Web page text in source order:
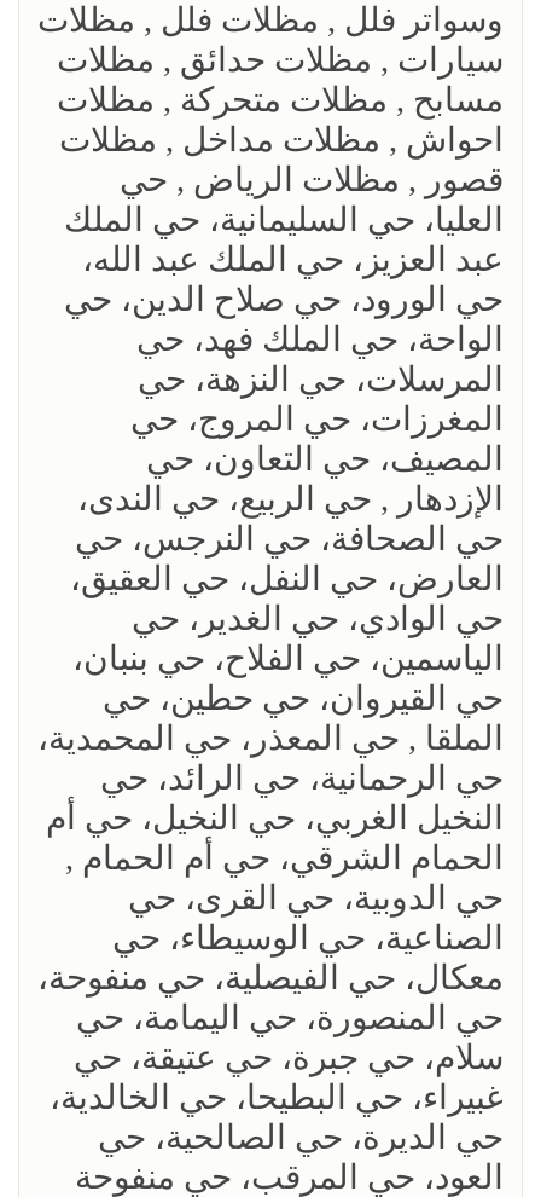
وسواتر فلل , مظلات فلل , مظلات
سيارات , مظلات حدائق , مظلات
مسابح , مظلات متحركة , مظلات
احواش , مظلات مداخل , مظلات
قصور , مظلات الرياض , حي
العليا، حي السليمانية، حي الملك
عبد العزيز، حي الملك عبد الله،
حي الورود، حي صلاح الدين، حي
الواحة، حي الملك فهد، حي
المرسلات، حي النزهة، حي
المغرزات، حي المروج، حي
المصيف، حي التعاون، حي
الإزدهار , حي الربيع، حي الندى،
حي الصحافة، حي النرجس، حي
العارض، حي النفل، حي العقيق،
حي الوادي، حي الغدير، حي
الياسمين، حي الفلاح، حي بنبان،
حي القيروان، حي حطين، حي
الملقا , حي المعذر، حي المحمدية،
حي الرحمانية، حي الرائد، حي
النخيل الغربي، حي النخيل، حي أم
الحمام الشرقي، حي أم الحمام ,
حي الدوبية، حي القرى، حي
الصناعية، حي الوسيطاء، حي
معكال، حي الفيصلية، حي منفوحة،
حي المنصورة، حي اليمامة، حي
سلام، حي جبرة، حي عتيقة، حي
غبيراء، حي البطيحا، حي الخالدية،
حي الديرة، حي الصالحية، حي
العود، حي المرقب، حي منفوحة